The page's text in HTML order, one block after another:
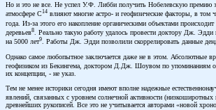
Но и это не все. Не успел У.Ф. Либби получить Нобелевскую премию
атмосфере С14 влияют многие астро- и геофизические факторы, в том
года. Из-за этого его накопление органическими объектами
деревьев8. Реально такую работу удалось провести доктору Дж.
на 5000 лет9. Работы Дж. Эдди позволили скоррелировать данные
Однако самое любопытное заключается даже не в этом. Абсолютные
геофизиком из Бекингема, доктором Д.Дж. Шоувом по упоминаниям о
их концепции, - не указ.
Тем не менее историки сегодня имеют вполне надежные
явлений, связанных с уровнем солнечной активности
древнейших рукописей. Все это не учитывается авторами «новой